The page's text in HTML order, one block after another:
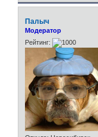
Палыч
Модератор
Рейтинг: